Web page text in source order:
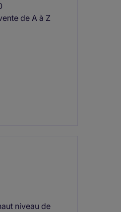
de A à Z
niveau de